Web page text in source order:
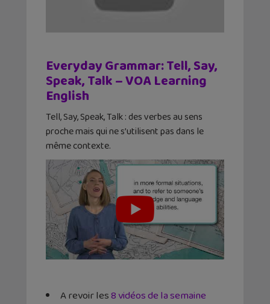
Everyday Grammar: Tell, Say,
Speak, Talk – VOA Learning
English
Tell, Say, Speak, Talk : des verbes au sens
proche mais qui ne s’utilisent pas dans le
même contexte.
A revoir les8 vidéos de la semaine